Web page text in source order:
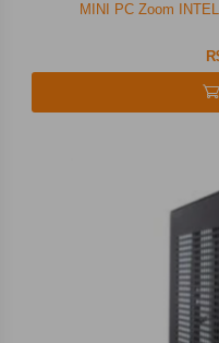
MINI PC Zoom